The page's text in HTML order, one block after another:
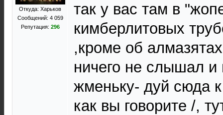
Откуда: Харьков
Сообщений: 4 059
Репутация: 296
так у вас там в
кимберлитовых
,кроме об
ничего не слышал и
жменьку- дуй сюда
как вы говорите /,